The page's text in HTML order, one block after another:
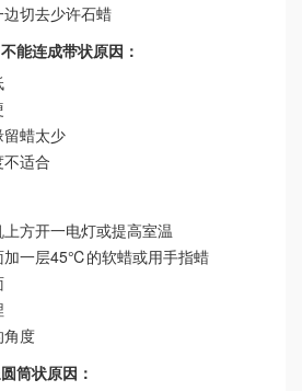
切去少许石蜡
能连成带状原因：
蜡太少
适合
方开一电灯或提高室温
加一层45℃的软蜡或用手指蜡
角度
筒状原因：